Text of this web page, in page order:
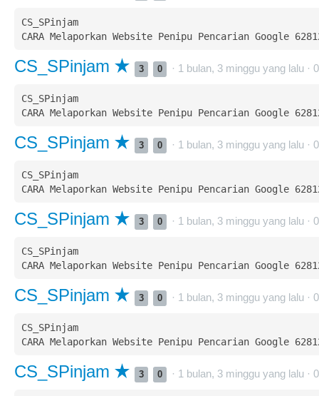
CS_SPinjam
CS_SPinjam 3 0 · 1 bulan, 3 minggu yang lalu · 0
CS_SPinjam
CS_SPinjam 3 0 · 1 bulan, 3 minggu yang lalu · 0
CS_SPinjam
CS_SPinjam 3 0 · 1 bulan, 3 minggu yang lalu · 0
CS_SPinjam
CS_SPinjam 3 0 · 1 bulan, 3 minggu yang lalu · 0
CS_SPinjam
CS_SPinjam 3 0 · 1 bulan, 3 minggu yang lalu · 0